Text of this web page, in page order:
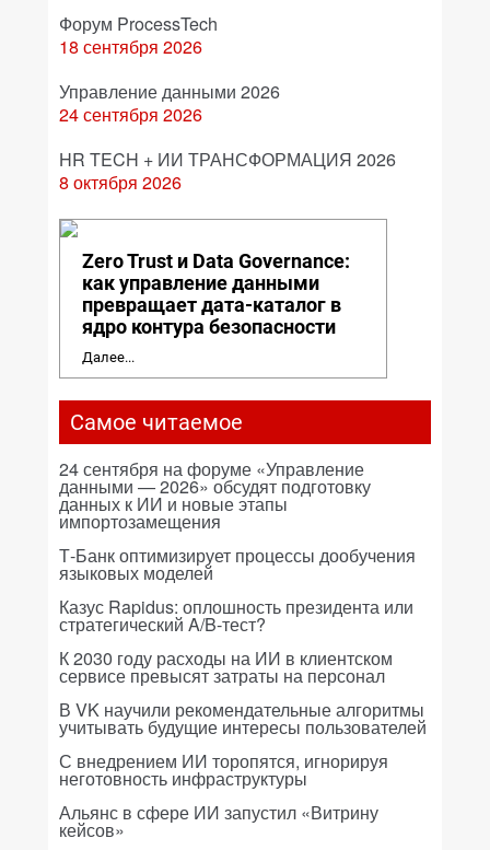
Форум ProcessTech
18 сентября 2026
Управление данными 2026
24 сентября 2026
HR TECH + ИИ ТРАНСФОРМАЦИЯ 2026
8 октября 2026
Zero Trust и Data Governance:
как управление данными
превращает дата-каталог в
ядро контура безопасности
Далее...
Самое читаемое
24 сентября на форуме «Управление
данными — 2026» обсудят подготовку
данных к ИИ и новые этапы
импортозамещения
Т-Банк оптимизирует процессы дообучения
языковых моделей
Казус Rapidus: оплошность президента или
стратегический A/B-тест?
К 2030 году расходы на ИИ в клиентском
сервисе превысят затраты на персонал
В VK научили рекомендательные алгоритмы
учитывать будущие интересы пользователей
С внедрением ИИ торопятся, игнорируя
неготовность инфраструктуры
Альянс в сфере ИИ запустил «Витрину
кейсов»